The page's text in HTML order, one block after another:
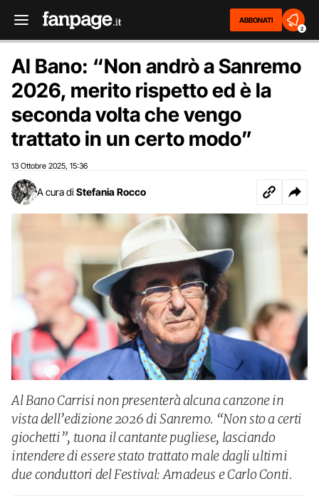
ABBONATI
2
Al Bano: “Non andrò a Sanremo
2026, merito rispetto ed è la
seconda volta che vengo
trattato in un certo modo”
13 Ottobre 2025 15:36
A cura di Stefania Rocco
Al Bano Carrisi non presenterà alcuna canzone in
vista dell’edizione 2026 di Sanremo. “Non sto a certi
giochetti”, tuona il cantante pugliese, lasciando
intendere di essere stato trattato male dagli ultimi
due conduttori del Festival: Amadeus e Carlo Conti.